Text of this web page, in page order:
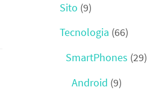
Sito (9)
Tecnologia (66)
SmartPhones (29)
Android (9)